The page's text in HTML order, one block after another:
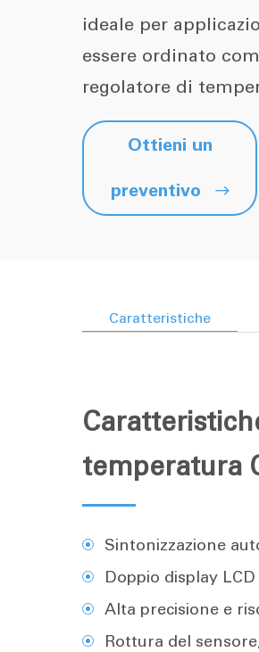
ideale per
essere ordinato
regolatore di
Ottieni un
preventivo 
Caratteristiche
temperatura
Sintonizzazione
Doppio display LCD
Alta precisione e
Rottura del